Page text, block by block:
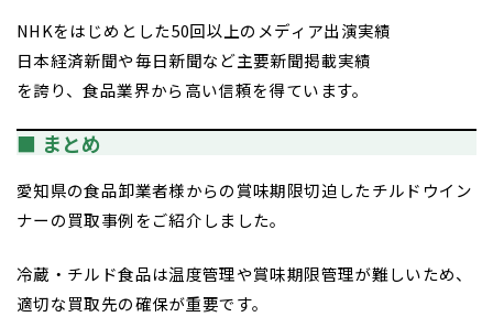
NHKをはじめとした50回以上のメディア出演実績
日本経済新聞や毎日新聞など主要新聞掲載実績
を誇り、食品業界から高い信頼を得ています。
■ まとめ
愛知県の食品卸業者様からの賞味期限切迫したチルドウイン
ナーの買取事例をご紹介しました。
冷蔵・チルド食品は温度管理や賞味期限管理が難しいため、
適切な買取先の確保が重要です。